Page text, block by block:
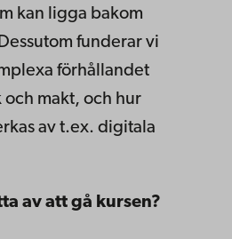
kan ligga bakom
funderar vi
förhållandet
och makt, och hur
av t.ex. digitala
av att gå kursen?